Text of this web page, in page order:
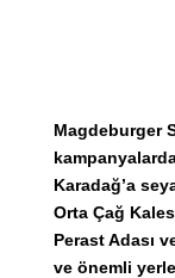
Magdeburger
Karadağ’a
Orta Çağ
Perast Adası
ve önemli